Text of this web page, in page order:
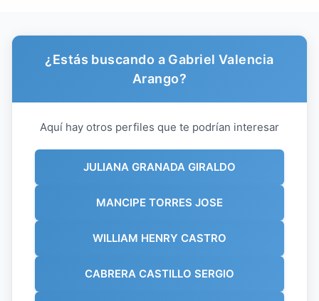
¿Estás buscando a Gabriel Valencia
Arango?
Aquí hay otros perfiles que te podrían interesar
JULIANA GRANADA GIRALDO
MANCIPE TORRES JOSE
WILLIAM HENRY CASTRO
CABRERA CASTILLO SERGIO